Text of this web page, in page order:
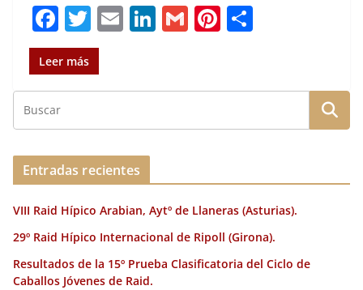
F
a
c
e
b
o
o
k
T
w
it
te
r
E
l
Li
e
dI
G
l
Pi
re
st
p
a
ir
Leer más
Entradas recientes
VIII Raid Hípico Arabian, Aytº de Llaneras (Asturias).
29º Raid Hípico Internacional de Ripoll (Girona).
Resultados de la 15º Prueba Clasificatoria del Ciclo de
Caballos Jóvenes de Raid.